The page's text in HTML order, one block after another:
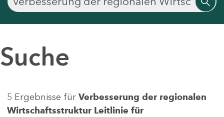
Suche
5 Ergebnisse für Verbesserung der regionalen
Wirtschaftsstruktur Leitlinie für